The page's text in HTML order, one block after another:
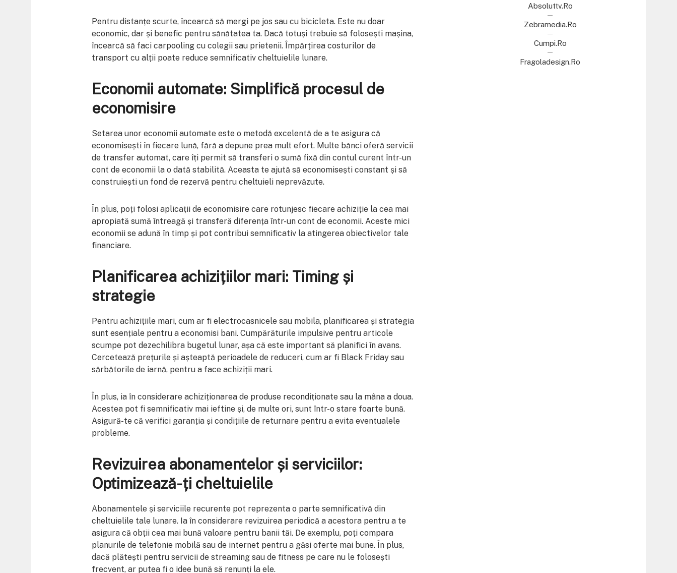
Pentru distanțe scurte, încearcă să mergi pe jos sau cu bicicleta. Este nu doar
economic, dar și benefic pentru sănătatea ta. Dacă totuși trebuie să folosești mașina,
încearcă să faci carpooling cu colegii sau prietenii. Împărțirea costurilor de
transport cu alții poate reduce semnificativ cheltuielile lunare.
Economii automate: Simplifică procesul de
economisire
Setarea unor economii automate este o metodă excelentă de a te asigura că
economisești în fiecare lună, fără a depune prea mult efort. Multe bănci oferă servicii
de transfer automat, care îți permit să transferi o sumă fixă din contul curent într-un
cont de economii la o dată stabilită. Aceasta te ajută să economisești constant și să
construiești un fond de rezervă pentru cheltuieli neprevăzute.
În plus, poți folosi aplicații de economisire care rotunjesc fiecare achiziție la cea mai
apropiată sumă întreagă și transferă diferența într-un cont de economii. Aceste mici
economii se adună în timp și pot contribui semnificativ la atingerea obiectivelor tale
financiare.
Planificarea achizițiilor mari: Timing și
strategie
Pentru achizițiile mari, cum ar fi electrocasnicele sau mobila, planificarea și strategia
sunt esențiale pentru a economisi bani. Cumpărăturile impulsive pentru articole
scumpe pot dezechilibra bugetul lunar, așa că este important să planifici în avans.
Cercetează prețurile și așteaptă perioadele de reduceri, cum ar fi Black Friday sau
sărbătorile de iarnă, pentru a face achiziții mari.
În plus, ia în considerare achiziționarea de produse recondiționate sau la mâna a doua.
Acestea pot fi semnificativ mai ieftine și, de multe ori, sunt într-o stare foarte bună.
Asigură-te că verifici garanția și condițiile de returnare pentru a evita eventualele
probleme.
Revizuirea abonamentelor și serviciilor:
Optimizează-ți cheltuielile
Abonamentele și serviciile recurente pot reprezenta o parte semnificativă din
cheltuielile tale lunare. Ia în considerare revizuirea periodică a acestora pentru a te
asigura că obții cea mai bună valoare pentru banii tăi. De exemplu, poți compara
planurile de telefonie mobilă sau de internet pentru a găsi oferte mai bune. În plus,
dacă plătești pentru servicii de streaming sau de fitness pe care nu le folosești
frecvent, ar putea fi o idee bună să renunți la ele.
Absoluttv.ro
Zebramedia.ro
Cumpi.ro
Fragoladesign.ro